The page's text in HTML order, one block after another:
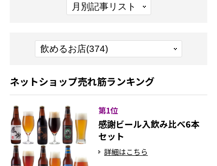
ネットショップ売れ筋ランキング
第1位
感謝ビール入飲み比べ6本
セット
詳細はこちら